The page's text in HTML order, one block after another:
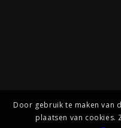
Door gebruik te maken van
plaatsen van cookies.